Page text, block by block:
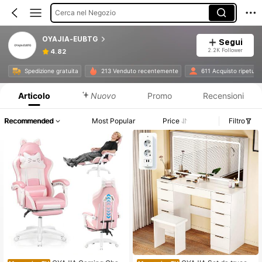
Cerca nel Negozio
OYAJIA-EUBTG
4.82
Segui
2.2K Follower
Spedizione gratuita 213 Venduto recentemente 611 Acquisto ripetuto
Informazioni sul prodotto: Comunicazione del prezzo, dettagli su vendite e disponibilità.
Articolo Nuovo Promo Recensioni
Recommended Most Popular Price Filtro